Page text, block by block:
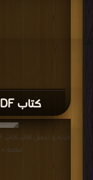
كتاب Generación quemada PDF
مكتبة >